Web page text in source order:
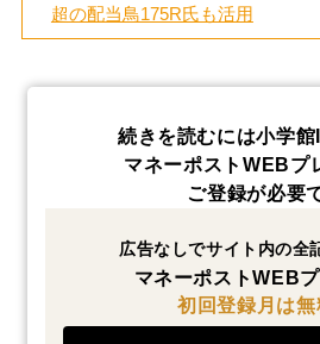
超の配当鳥175R氏も活用
続きを読むには小学館
マネーポストWEBプ
ご登録が必要
広告なしでサイト内の全
マネーポストWEB
初回登録月は無